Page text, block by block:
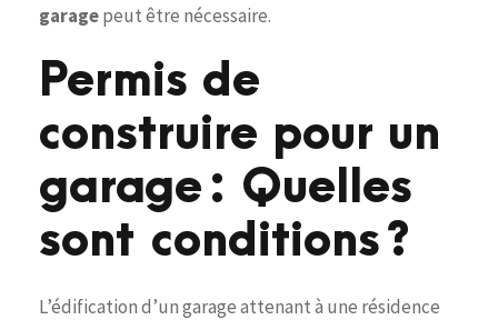
garagepeut être nécessaire.
Permis de
construire pour un
garage : Quelles
sont conditions ?
L’édification d’un garage attenant à une résidence